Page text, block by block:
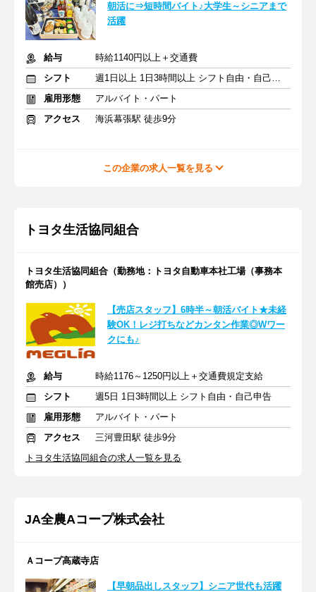
朝活に⇒短時間バイト♪大学生～シニアまで
活躍
給与
時給1140円以上＋交通費
シフト
週1日以上 1日3時間以上 シフト自由・自己申告
雇用形態
アルバイト・パート
アクセス
海浜幕張駅 徒歩9分
この企業の求人一覧を見る
トヨタ生活協同組合
トヨタ生活協同組合（勤務地：トヨタ自動車本社工場（事務本
館売店））
【売店スタッフ】6時半～朝活バイト★未経
験OK！レジ打ちなどカンタン作業◎Wワー
クにも♪
給与
時給1176～1250円以上＋交通費規定支給
シフト
週5日 1日3時間以上 シフト自由・自己申告
雇用形態
アルバイト・パート
アクセス
三河豊田駅 徒歩9分
トヨタ生活協同組合の求人一覧を見る
JA全農Aコープ株式会社
Ａコープ高蔵寺店
【早朝品出しスタッフ】シニア世代も活躍